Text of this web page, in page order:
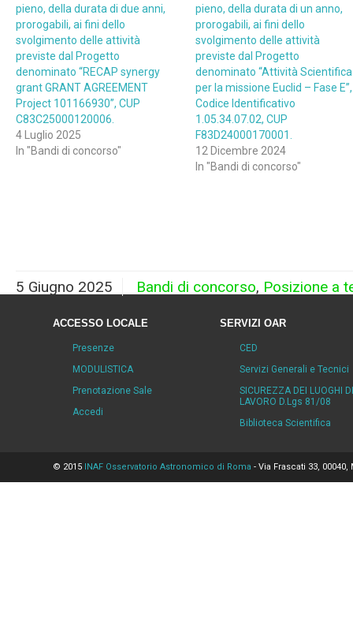
pieno, della durata di due anni,
prorogabili, ai fini dello
svolgimento delle attività
previste dal Progetto
denominato “RECAP synergy
grant GRANT AGREEMENT
Project 101166930”, CUP
C83C25000120006.
4 Luglio 2025
In "Bandi di concorso"
pieno, della durata di un anno,
prorogabili, ai fini dello
svolgimento delle attività
previste dal Progetto
denominato “Attività Scientifica
per la missione Euclid – Fase E”,
Codice Identificativo
1.05.34.07.02, CUP
F83D24000170001.
12 Dicembre 2024
In "Bandi di concorso"
5 Giugno 2025 Bandi di concorso, Posizione a
ACCESSO LOCALE
Presenze
MODULISTICA
Prenotazione Sale
Accedi
SERVIZI OAR
CED
Servizi Generali e Tecnici
SICUREZZA DEI LUOGHI DI
LAVORO D.Lgs 81/08
Biblioteca Scientifica
© 2015 INAF Osservatorio Astronomico di Roma - Via Frascati 33,